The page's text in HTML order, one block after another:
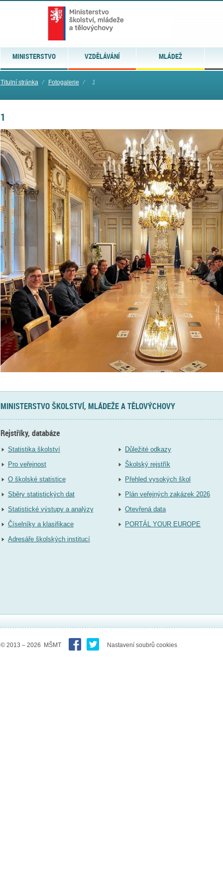
MINISTERSTVO VZDĚLÁVÁNÍ MLÁDEŽ
Titulní stránka ⁄ Fotogalerie ⁄ 1
1
MINISTERSTVO ŠKOLSTVÍ, MLÁDEŽE A TĚLOVÝCHOVY
Rejstříky, databáze
Statistika školství
Pro veřejnost
O školské statistice
Sběry statistických dat
Statistické výstupy a analýzy
Číselníky a klasifikace
Adresáře školských institucí
Důležité odkazy
Školský rejstřík
Přehled vysokých škol
Plán veřejných zakázek 2026
Otevřená data
PORTÁL YOUR EUROPE
© 2013 – 2026 MŠMT Nastavení soubrů cookies